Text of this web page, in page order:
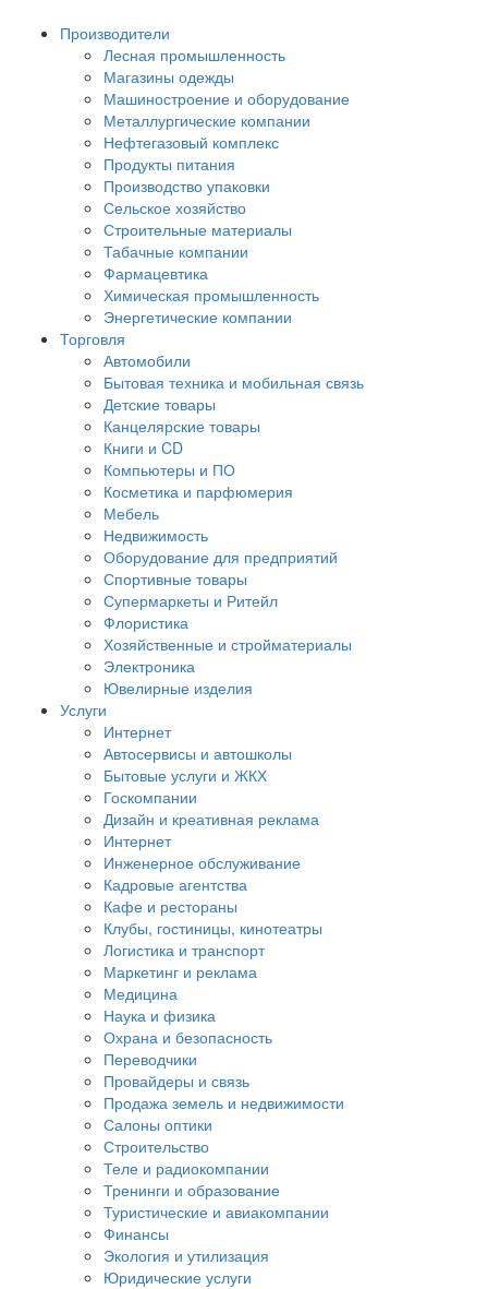
Производители
Лесная промышленность
Магазины одежды
Машиностроение и оборудование
Металлургические компании
Нефтегазовый комплекс
Продукты питания
Производство упаковки
Сельское хозяйство
Строительные материалы
Табачные компании
Фармацевтика
Химическая промышленность
Энергетические компании
Торговля
Автомобили
Бытовая техника и мобильная связь
Детские товары
Канцелярские товары
Книги и CD
Компьютеры и ПО
Косметика и парфюмерия
Мебель
Недвижимость
Оборудование для предприятий
Спортивные товары
Супермаркеты и Ритейл
Флористика
Хозяйственные и стройматериалы
Электроника
Ювелирные изделия
Услуги
Интернет
Автосервисы и автошколы
Бытовые услуги и ЖКХ
Госкомпании
Дизайн и креативная реклама
Интернет
Инженерное обслуживание
Кадровые агентства
Кафе и рестораны
Клубы, гостиницы, кинотеатры
Логистика и транспорт
Маркетинг и реклама
Медицина
Наука и физика
Охрана и безопасность
Переводчики
Провайдеры и связь
Продажа земель и недвижимости
Салоны оптики
Строительство
Теле и радиокомпании
Тренинги и образование
Туристические и авиакомпании
Финансы
Экология и утилизация
Юридические услуги